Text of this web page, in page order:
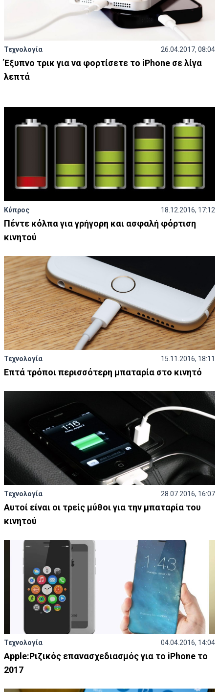
Τεχνολογία 26.04.2017, 08:04
Έξυπνο τρικ για να φορτίσετε το iPhone σε λίγα
λεπτά
Κύπρος 18.12.2016, 17:12
Πέντε κόλπα για γρήγορη και ασφαλή φόρτιση
κινητού
Τεχνολογία 15.11.2016, 18:11
Επτά τρόποι περισσότερη μπαταρία στο κινητό
Τεχνολογία 28.07.2016, 16:07
Αυτοί είναι οι τρείς μύθοι για την μπαταρία του
κινητού
Τεχνολογία 04.04.2016, 14:04
Apple:Ριζικός επανασχεδιασμός για το iPhone το
2017